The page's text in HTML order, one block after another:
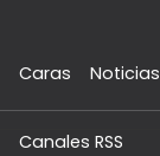
Caras Noticias
Canales RSS